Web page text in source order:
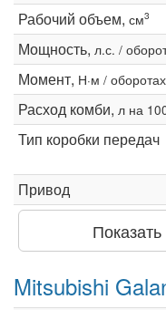
Рабочий объем, см3
Мощность, л.с. /
Момент, Н·м / оборотах
Расход комби, л на
Тип коробки передач
Привод
Mitsubishi